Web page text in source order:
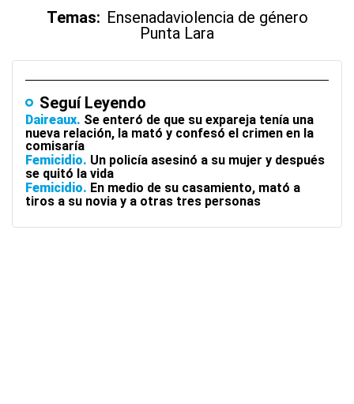
Temas: Ensenadaviolencia de género
Punta Lara
Seguí Leyendo
Daireaux Se enteró de que su expareja tenía una
nueva relación, la mató y confesó el crimen en la
comisaría
Femicidio Un policía asesinó a su mujer y después
se quitó la vida
Femicidio En medio de su casamiento, mató a
tiros a su novia y a otras tres personas